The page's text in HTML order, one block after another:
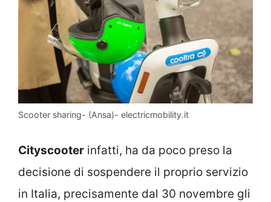
Scooter sharing- (Ansa)- electricmobility.it
Cityscooter infatti, ha da poco preso la
decisione di sospendere il proprio servizio
in Italia, precisamente dal 30 novembre gli